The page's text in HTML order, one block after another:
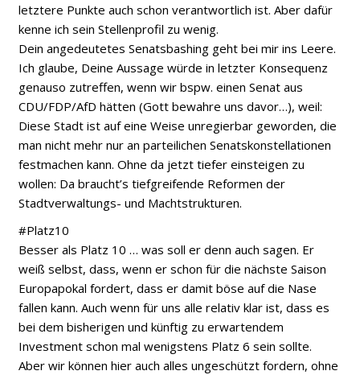
letztere Punkte auch schon verantwortlich ist. Aber dafür
kenne ich sein Stellenprofil zu wenig.
Dein angedeutetes Senatsbashing geht bei mir ins Leere.
Ich glaube, Deine Aussage würde in letzter Konsequenz
genauso zutreffen, wenn wir bspw. einen Senat aus
CDU/FDP/AfD hätten (Gott bewahre uns davor…), weil:
Diese Stadt ist auf eine Weise unregierbar geworden, die
man nicht mehr nur an parteilichen Senatskonstellationen
festmachen kann. Ohne da jetzt tiefer einsteigen zu
wollen: Da braucht’s tiefgreifende Reformen der
Stadtverwaltungs- und Machtstrukturen.
#Platz10
Besser als Platz 10 … was soll er denn auch sagen. Er
weiß selbst, dass, wenn er schon für die nächste Saison
Europapokal fordert, dass er damit böse auf die Nase
fallen kann. Auch wenn für uns alle relativ klar ist, dass es
bei dem bisherigen und künftig zu erwartendem
Investment schon mal wenigstens Platz 6 sein sollte.
Aber wir können hier auch alles ungeschützt fordern, ohne